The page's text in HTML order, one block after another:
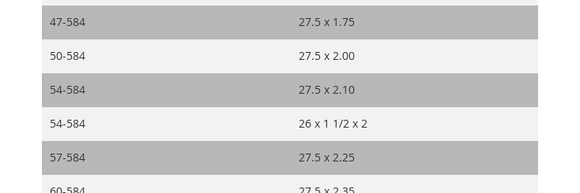
47-584 27.5 x 1.75
50-584 27.5 x 2.00
54-584 27.5 x 2.10
54-584 26 x 1 1/2 x 2
57-584 27.5 x 2.25